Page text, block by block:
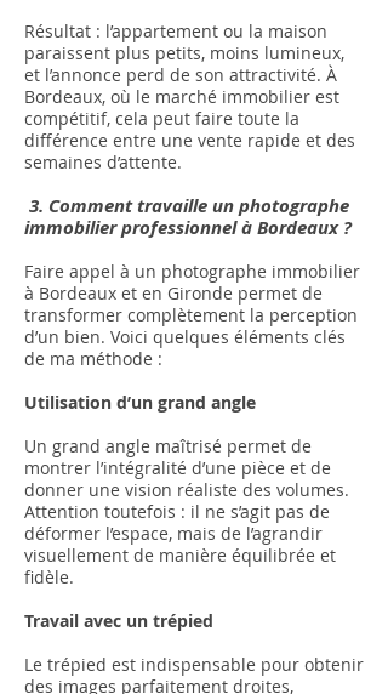
Résultat : l’appartement ou la maison
paraissent plus petits, moins lumineux,
et l’annonce perd de son attractivité. À
Bordeaux, où le marché immobilier est
compétitif, cela peut faire toute la
différence entre une vente rapide et des
semaines d’attente.
3. Comment travaille un photographe
immobilier professionnel à Bordeaux ?
Faire appel à un photographe immobilier
à Bordeaux et en Gironde permet de
transformer complètement la perception
d’un bien. Voici quelques éléments clés
de ma méthode :
Utilisation d’un grand angle
Un grand angle maîtrisé permet de
montrer l’intégralité d’une pièce et de
donner une vision réaliste des volumes.
Attention toutefois : il ne s’agit pas de
déformer l’espace, mais de l’agrandir
visuellement de manière équilibrée et
fidèle.
Travail avec un trépied
Le trépied est indispensable pour obtenir
des images parfaitement droites,